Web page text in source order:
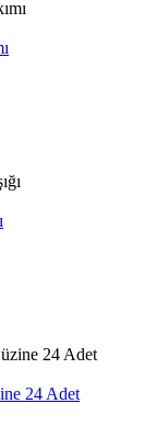
24 Adet